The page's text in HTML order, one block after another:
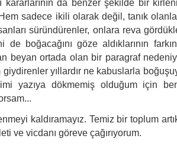
kararlarının da benzer şekilde bir
sadece ikili olarak değil, tanık
süründürenler, onlara reva
de boğacağını göze aldıklarının
beyan ortada olan bir paragraf
giydirenler yıllardır ne kabuslarla
yazıya dökmemiş olduğum için
kaldıramayız. Temiz bir toplum
ve vicdanı göreve çağırıyorum.